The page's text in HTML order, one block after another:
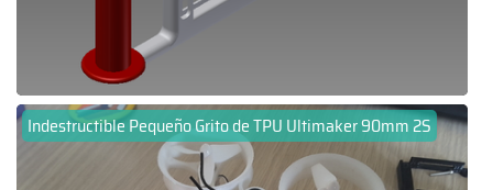
Indestructible Pequeño Grito de TPU Ultimaker 90mm 2S